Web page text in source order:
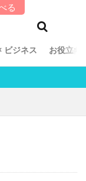
ビジネス お役立ち
る
Satomi
編集部
ビュー